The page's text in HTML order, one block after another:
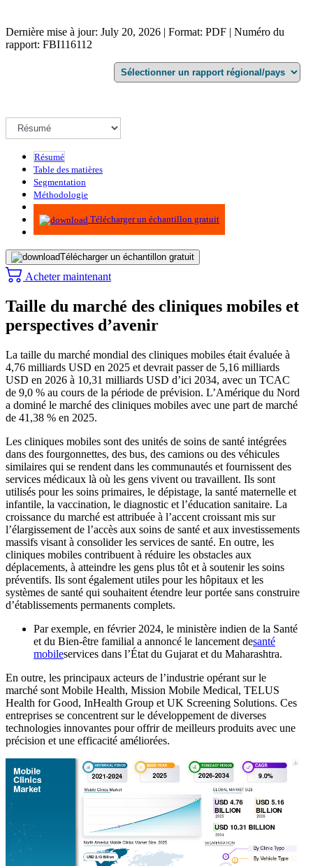
Dernière mise à jour: July 20, 2026 | Format: PDF | Numéro du
rapport: FBI116112
Résumé
Table des matières
Segmentation
Méthodologie
Infographie
Télécharger un échantillon gratuit
Télécharger un échantillon gratuit
Acheter maintenant
Taille du marché des cliniques mobiles et
perspectives d’avenir
La taille du marché mondial des cliniques mobiles était évaluée à
4,76 milliards USD en 2025 et devrait passer de 5,16 milliards
USD en 2026 à 10,31 milliards USD d’ici 2034, avec un TCAC
de 9,0 % au cours de la période de prévision. L’Amérique du Nord
a dominé le marché des cliniques mobiles avec une part de marché
de 41,38 % en 2025.
Les cliniques mobiles sont des unités de soins de santé intégrées
dans des fourgonnettes, des bus, des camions ou des véhicules
similaires qui se rendent dans les communautés et fournissent des
services médicaux là où les gens vivent ou travaillent. Ils sont
utilisés pour les soins primaires, le dépistage, la santé maternelle et
infantile, la vaccination, le diagnostic et l’éducation sanitaire. La
croissance du marché est attribuée à l’accent croissant mis sur
l’élargissement de l’accès aux soins de santé et aux investissements
massifs visant à consolider les services de santé. En outre, les
cliniques mobiles contribuent à réduire les obstacles aux
déplacements, à atteindre les gens plus tôt et à soutenir les soins
préventifs. Ils sont également utiles pour les hôpitaux et les
systèmes de santé qui souhaitent étendre leur portée sans construire
d’établissements permanents complets.
Par exemple, en février 2024, le ministère indien de la Santé
et du Bien-être familial a annoncé le lancement desanté
mobileservices dans l’État du Gujarat et du Maharashtra.
En outre, les principaux acteurs de l’industrie opérant sur le
marché sont Mobile Health, Mission Mobile Medical, TELUS
Health for Good, InHealth Group et UK Screening Solutions. Ces
entreprises se concentrent sur le développement de diverses
technologies innovantes pour offrir de meilleurs produits avec une
précision et une efficacité améliorées.